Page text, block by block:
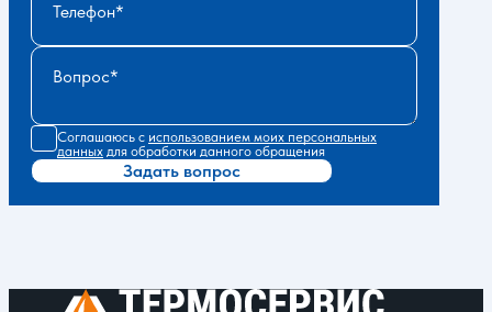
Телефон
Вопрос
Соглашаюсь с использованием моих персональных
данныхдля обработки данного обращения
Задать вопрос